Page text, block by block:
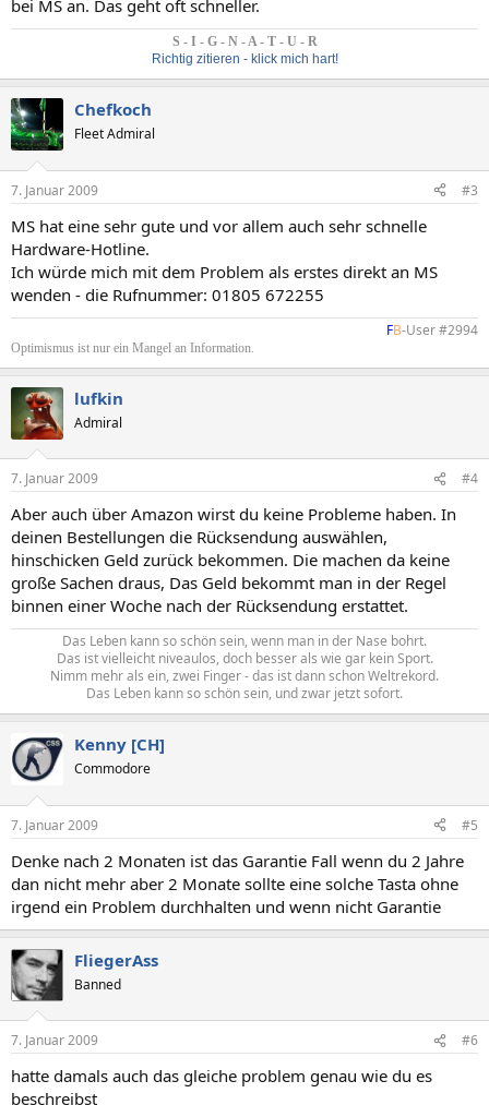
bei MS an. Das geht oft schneller.
S - I - G - N - A - T - U - R
Richtig zitieren - klick mich hart!
Chefkoch
Fleet Admiral
7. Januar 2009 #3
MS hat eine sehr gute und vor allem auch sehr schnelle
Hardware-Hotline.
Ich würde mich mit dem Problem als erstes direkt an MS
wenden - die Rufnummer: 01805 672255
FB-User #2994​
Optimismus ist nur ein Mangel an Information.
lufkin
Admiral
7. Januar 2009 #4
Aber auch über Amazon wirst du keine Probleme haben. In
deinen Bestellungen die Rücksendung auswählen,
hinschicken Geld zurück bekommen. Die machen da keine
große Sachen draus, Das Geld bekommt man in der Regel
binnen einer Woche nach der Rücksendung erstattet.
Das Leben kann so schön sein, wenn man in der Nase bohrt.
Das ist vielleicht niveaulos, doch besser als wie gar kein Sport.
Nimm mehr als ein, zwei Finger - das ist dann schon Weltrekord.
Das Leben kann so schön sein, und zwar jetzt sofort.​
Kenny [CH]
Commodore
7. Januar 2009 #5
Denke nach 2 Monaten ist das Garantie Fall wenn du 2 Jahre
dan nicht mehr aber 2 Monate sollte eine solche Tasta ohne
irgend ein Problem durchhalten und wenn nicht Garantie
FliegerAss
Banned
7. Januar 2009 #6
hatte damals auch das gleiche problem genau wie du es
beschreibst